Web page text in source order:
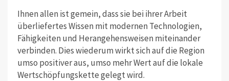
Ihnen allen ist gemein, dass sie bei ihrer Arbeit
überliefertes Wissen mit modernen Technologien,
Fähigkeiten und Herangehensweisen miteinander
verbinden. Dies wiederum wirkt sich auf die Region
umso positiver aus, umso mehr Wert auf die lokale
Wertschöpfungskette gelegt wird.